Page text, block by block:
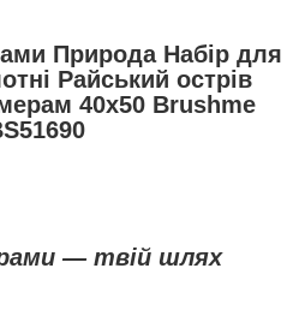
Природа Набір для
Райський острів
40x50 Brushme
— твій шлях